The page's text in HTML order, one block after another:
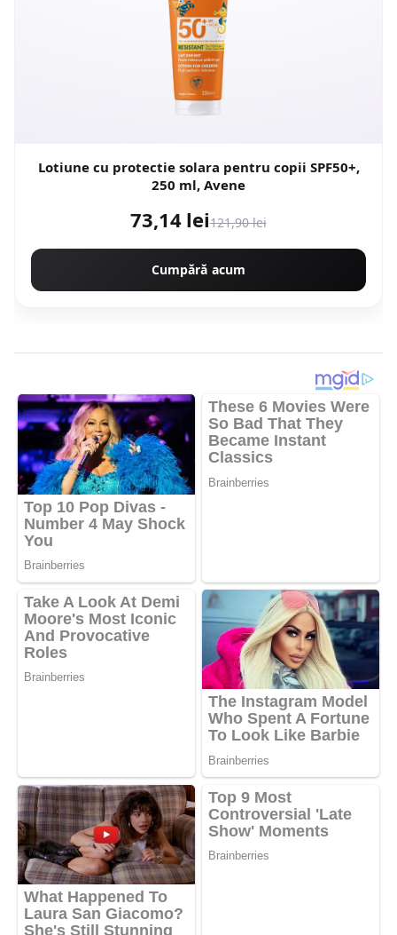
Lotiune cu protectie solara pentru copii SPF50+,
250 ml, Avene
73,14 lei121,90 lei
Cumpără acum